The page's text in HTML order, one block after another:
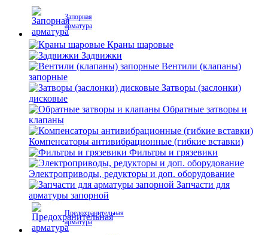
Запорная
арматура
Краны шаровые
Задвижки
Вентили (клапаны)
запорные
Затворы (заслонки)
дисковые
Обратные затворы и
клапаны
Компенсаторы антивибрационные (гибкие вставки)
Фильтры и грязевики
Электроприводы, редукторы и доп. оборудование
Запчасти для
арматуры запорной
Предохранительная
арматура